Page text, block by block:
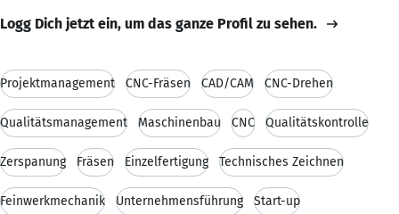
Logg Dich jetzt ein, um das ganze Profil zu sehen.
Projektmanagement CNC-Fräsen CAD/CAM CNC-Drehen
Qualitätsmanagement Maschinenbau CNC Qualitätskontrolle
Zerspanung Fräsen Einzelfertigung Technisches Zeichnen
Feinwerkmechanik Unternehmensführung Start-up